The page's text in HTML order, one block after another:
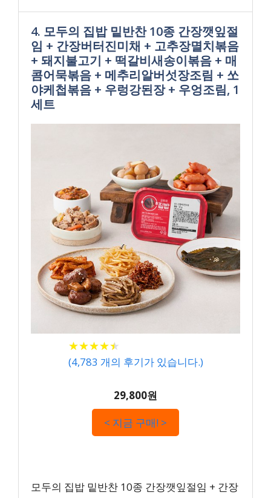
4. 모두의 집밥 밑반찬 10종 간장깻잎절
임 + 간장버터진미채 + 고추장멸치볶음
+ 돼지불고기 + 떡갈비새송이볶음 + 매
콤어묵볶음 + 메추리알버섯장조림 + 쏘
야케첩볶음 + 우렁강된장 + 우엉조림, 1
세트
★★★★★
★★★★★
(4,783 개의 후기가 있습니다.)
29,800원
< 지금 구매! >
모두의 집밥 밑반찬 10종 간장깻잎절임 + 간장